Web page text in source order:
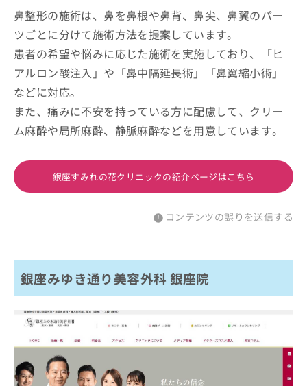
鼻整形の施術は、鼻を鼻根や鼻背、鼻尖、鼻翼のパー
ツごとに分けて施術方法を提案しています。
患者の希望や悩みに応じた施術を実施しており、「ヒ
アルロン酸注入」や「鼻中隔延長術」「鼻翼縮小術」
などに対応。
また、痛みに不安を持っている方に配慮して、クリー
ム麻酔や局所麻酔、静脈麻酔などを用意しています。
銀座すみれの花クリニックの紹介ページはこちら
コンテンツの誤りを送信する
銀座みゆき通り美容外科 銀座院